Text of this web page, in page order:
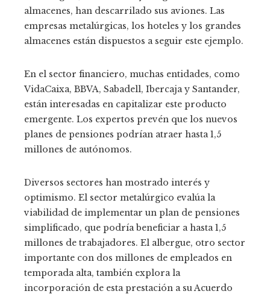
almacenes, han descarrilado sus aviones. Las
empresas metalúrgicas, los hoteles y los grandes
almacenes están dispuestos a seguir este ejemplo.
En el sector financiero, muchas entidades, como
VidaCaixa, BBVA, Sabadell, Ibercaja y Santander,
están interesadas en capitalizar este producto
emergente. Los expertos prevén que los nuevos
planes de pensiones podrían atraer hasta 1,5
millones de autónomos.
Diversos sectores han mostrado interés y
optimismo. El sector metalúrgico evalúa la
viabilidad de implementar un plan de pensiones
simplificado, que podría beneficiar a hasta 1,5
millones de trabajadores. El albergue, otro sector
importante con dos millones de empleados en
temporada alta, también explora la
incorporación de esta prestación a su Acuerdo